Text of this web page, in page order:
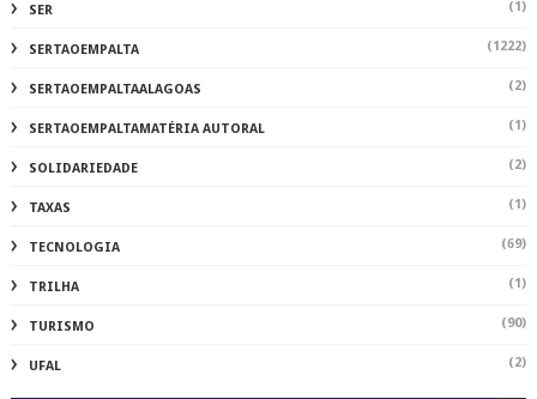
SER (1)
SERTAOEMPALTA (1222)
SERTAOEMPALTAALAGOAS (2)
SERTAOEMPALTAMATÉRIA AUTORAL (1)
SOLIDARIEDADE (2)
TAXAS (1)
TECNOLOGIA (69)
TRILHA (1)
TURISMO (90)
UFAL (2)